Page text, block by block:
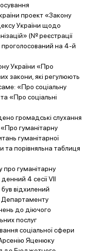
проект «Закону
України щодо
(№ реєстрації
на 4-й
України «Про
закони, які регулюють
«Про соціальну
«Про соціальні
громадські слухання
гуманітарну
гуманітарної
та порівняльна таблиця
гуманітарну
4 сесії VII
відхилений
до діючого
послуг
соціальної сфери
Яценюку